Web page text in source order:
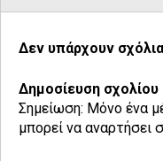
Δεν υπάρχουν
Δημοσίευση σχολίου
Σημείωση: Μόνο ένα
μπορεί να αναρτήσει